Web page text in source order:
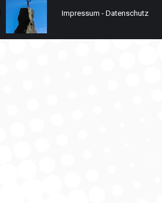
Impressum - Datenschutz